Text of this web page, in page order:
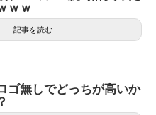
ｗｗ
記事を読む
ゴ無しでどっちが高いか